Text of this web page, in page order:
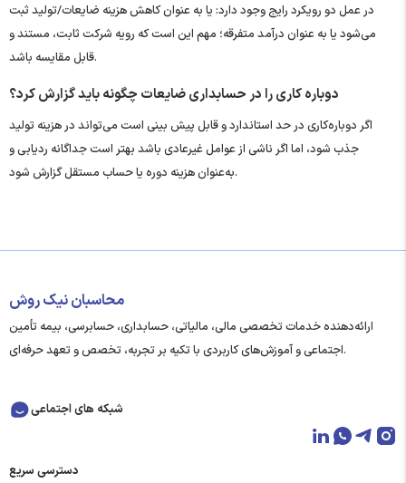
در عمل دو رویکرد رایج وجود دارد: یا به ‌عنوان کاهش هزینه ضایعات/تولید ثبت
می‌شود یا به ‌عنوان درآمد متفرقه؛ مهم این است که رویه شرکت ثابت، مستند و
قابل مقایسه باشد.
دوباره‌ کاری را در حسابداری ضایعات چگونه باید گزارش کرد؟
اگر دوباره‌کاری در حد استاندارد و قابل پیش ‌بینی است می‌تواند در هزینه تولید
جذب شود، اما اگر ناشی از عوامل غیرعادی باشد بهتر است جداگانه ردیابی و
به‌عنوان هزینه دوره یا حساب مستقل گزارش شود.
محاسبان نیک روش
ارائه‌دهنده خدمات تخصصی مالی، مالیاتی، حسابداری، حسابرسی، بیمه تأمین
اجتماعی و آموزش‌های کاربردی با تکیه بر تجربه، تخصص و تعهد حرفه‌ای.
شبکه های اجتماعی
دسترسی سریع